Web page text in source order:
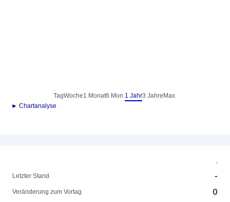
TagWoche1 Monat6 Mon.1 Jahr3 Jahre Max.
► Chartanalyse
-
Letzter Stand
-
Veränderung zum Vortag 0